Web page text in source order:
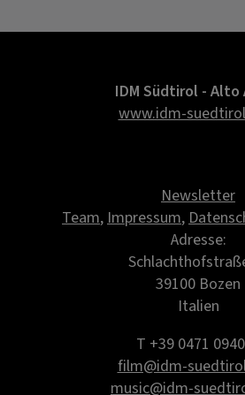
IDM Südtirol - Alto
www.idm-
Newsletter
Team,Impressum,
Adresse:
39100 Bozen
Italien
T +39 0471
film@idm-
music@idm-